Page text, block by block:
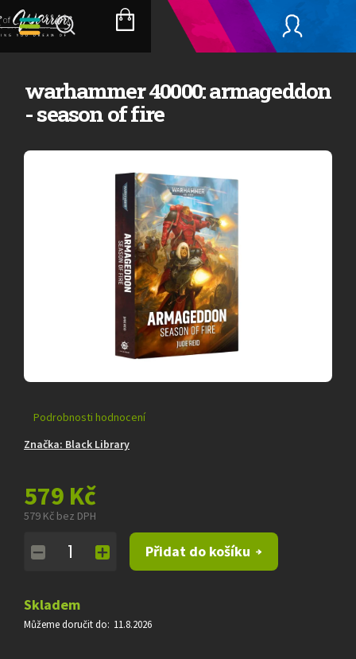
Přejít
na
obsah
NÁKUPNÍ
KOŠÍK
warhammer 40000: armageddon
- season of fire
Průměrné
produktu
z
5
hvězdiček.
Podrobnosti hodnocení
Značka: Black Library
579 Kč
579 Kč bez DPH
cena:
Přidat do košíku
Skladem
Můžeme doručit do: 11.8.2026